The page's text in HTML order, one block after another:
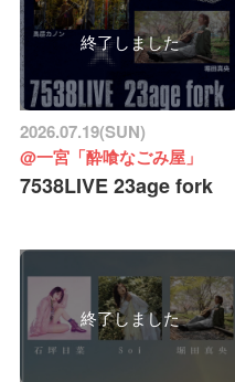
終了しました
2026.07.19(SUN)
@一宮「酔喰なごみ屋」
7538LIVE 23age fork
終了しました